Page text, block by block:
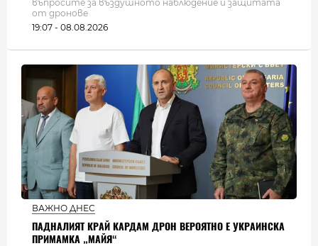
въпросите за въздушното наблюдение и защитата
от дронове
19:07 - 08.08.2026
ВАЖНО ДНЕС
ПАДНАЛИЯТ КРАЙ КАРДАМ ДРОН ВЕРОЯТНО Е УКРАИНСКА
ПРИМАМКА „МАЙЯ“